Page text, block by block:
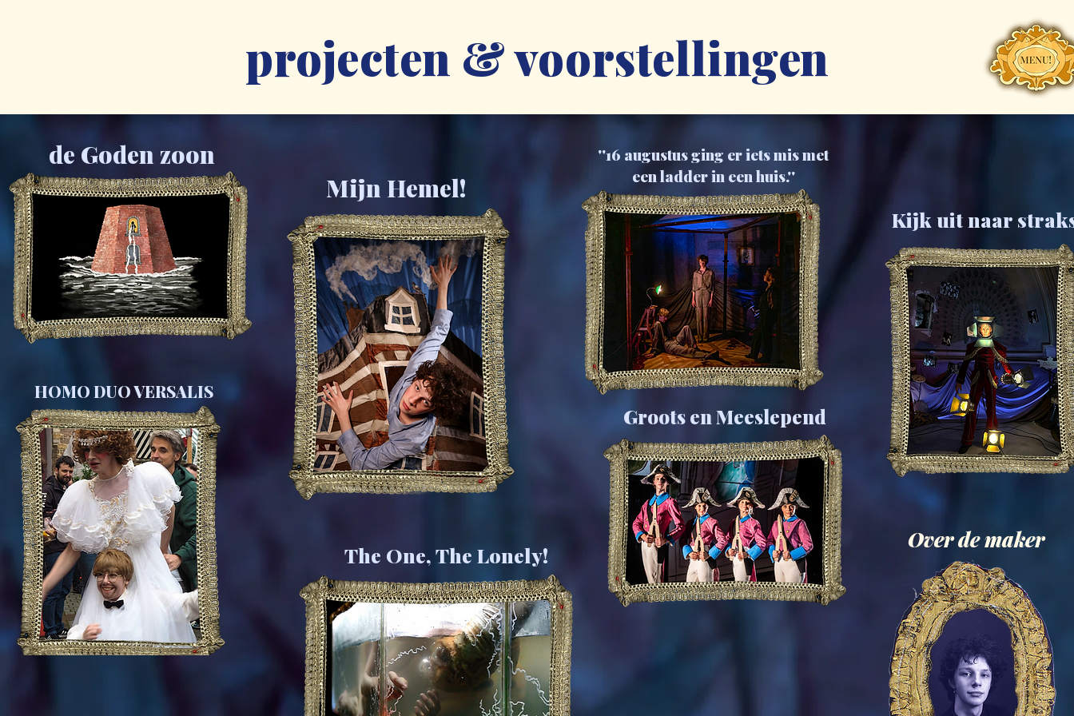
projecten & voorstellingen
de Goden zoon
HOMO DUO VERSALIS
''16 augustus ging er iets mis met
een ladder in een huis.''
Mijn Hemel!
The One, The Lonely!
Groots en Meeslepend
Kijk uit naar
Over de maker